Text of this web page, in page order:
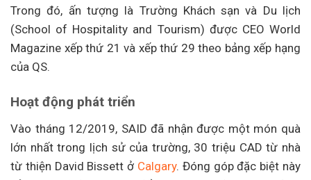
Trong đó, ấn tượng là Trường Khách sạn và Du lịch
(School of Hospitality and Tourism) được CEO World
Magazine xếp thứ 21 và xếp thứ 29 theo bảng xếp hạng
của QS.
Hoạt động phát triển
Vào tháng 12/2019, SAID đã nhận được một món quà
lớn nhất trong lịch sử của trường, 30 triệu CAD từ nhà
từ thiện David Bissett ở Calgary. Đóng góp đặc biệt này